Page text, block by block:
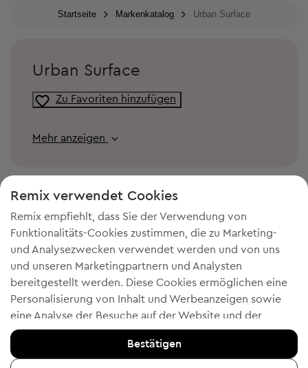
Startseite Markenkatalog Urban Surface
Urban Surface
Zu Favoriten hinzufügen
Mehr anzeigen
DU BRAUCHST MEHR PLATZ IN
DEINEM KLEIDERSCHRANK?
Verkaufe die Kleidung, Accessoires und Schuhe, die du nicht mehr
trägst. Einfach, bequem und kostenlos!
Remix verwendet Cookies
Remix empfiehlt, dass Sie der Verwendung von
Funktionalitäts-Cookies zustimmen, die zu Marketing-
und Analysezwecken verwendet werden und von uns
und unseren Marketingpartnern und Analysten
bereitgestellt werden. Diese Cookies ermöglichen eine
Personalisierung von Inhalt und Werbeanzeigen sowie
eine Analyse der Besuche auf der Website und der
mobilen App - Informationen, die uns helfen, Ihnen
Produkte zu zeigen, die Ihnen gefallen könnten. Wenn Sie
einverstanden sind, bestätigen Sie dies bitte, indem Sie
Bestätigen